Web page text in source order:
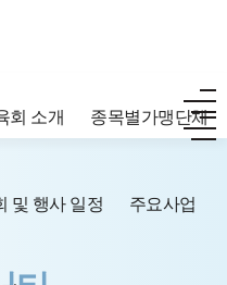
회 소개 종목별가맹단체
및 행사 일정 주요사업